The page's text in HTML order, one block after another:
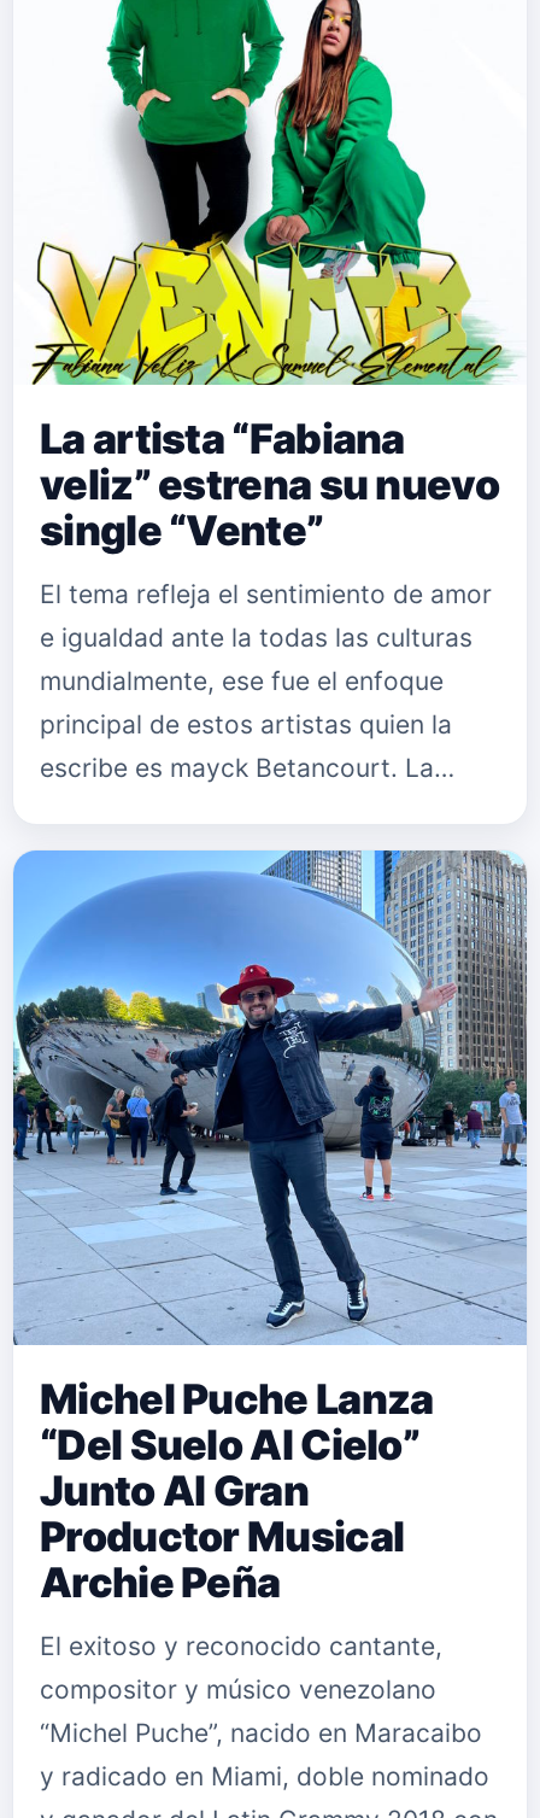
La artista “Fabiana
veliz” estrena su nuevo
single “Vente”
El tema refleja el sentimiento de amor
e igualdad ante la todas las culturas
mundialmente, ese fue el enfoque
principal de estos artistas quien la
escribe es mayck Betancourt. La
a conocer su segundo la…
Michel Puche Lanza
“Del Suelo Al Cielo”
Junto Al Gran
Productor Musical
Archie Peña
El exitoso y reconocido cantante,
compositor y músico venezolano
“Michel Puche”, nacido en Maracaibo
y radicado en Miami, doble nominado